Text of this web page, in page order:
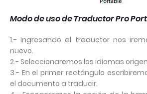
Modo de uso de Traductor Pro
1.- Ingresando al traductor nos
nuevo.
2.- Seleccionaremos los idiomas
3.- En el primer rectángulo
el documento a traducir.